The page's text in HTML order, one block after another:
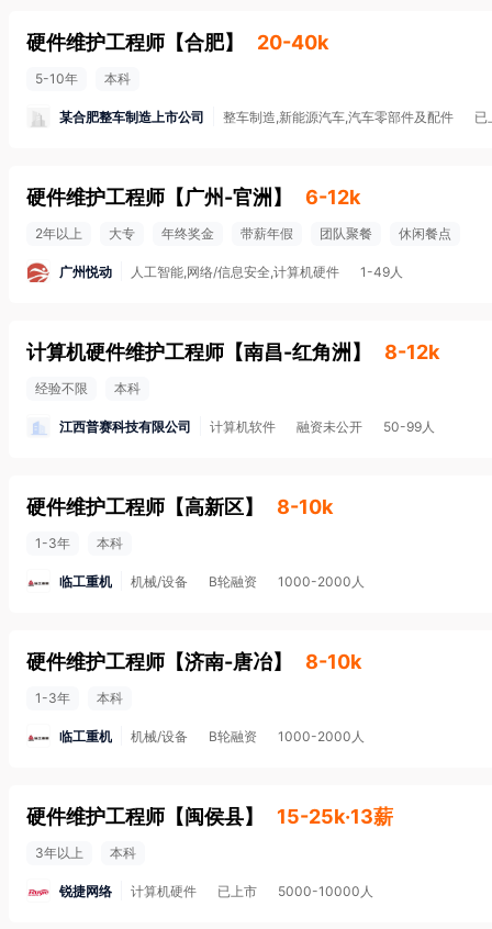
硬件维护工程师 【合肥】 20-40k
5-10年 本科
某合肥整车制造上市公司 整车制造,新能源汽车,汽车零部件及配件 已
硬件维护工程师 【广州-官洲 】 6-12k
2年以上 大专 年终奖金 带薪年假 团队聚餐 休闲餐点
广州悦动 人工智能,网络/信息安全,计算机硬件 1-49人
计算机硬件维护工程师 【南昌-红角洲 】 8-12k
经验不限 本科
江西普赛科技有限公司 计算机软件 融资未公开 50-99人
硬件维护工程师 【高新区】 8-10k
1-3年 本科
临工重机 机械/设备 B轮融资 1000-2000人
硬件维护工程师 【济南-唐冶】 8-10k
1-3年 本科
临工重机 机械/设备 B轮融资 1000-2000人
硬件维护工程师 【闽侯县】 15-25k·13薪
3年以上 本科
锐捷网络 计算机硬件 已上市 5000-10000人